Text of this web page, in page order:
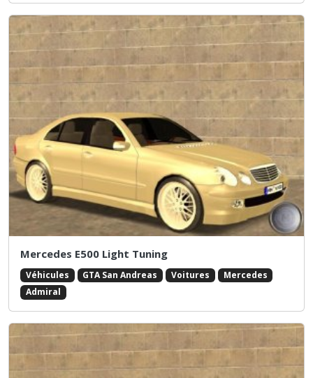
Mercedes E500 Light Tuning
Véhicules GTA San Andreas Voitures
Mercedes
Admiral